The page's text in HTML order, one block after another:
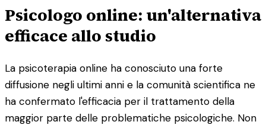
Psicologo online: un'alternativa
efficace allo studio
La psicoterapia online ha conosciuto una forte
diffusione negli ultimi anni e la comunità scientifica ne
ha confermato l'efficacia per il trattamento della
maggior parte delle problematiche psicologiche. Non